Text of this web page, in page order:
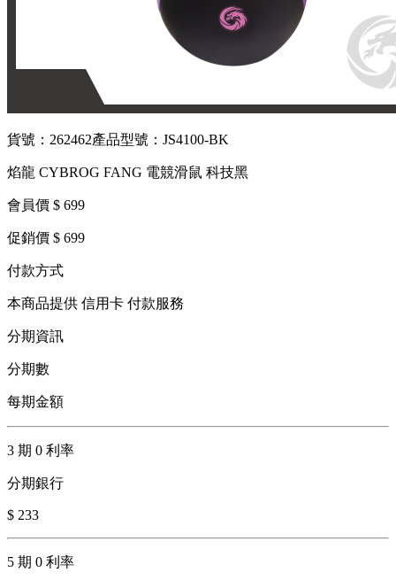
貨號：262462產品型號：JS4100-BK
焰龍 CYBROG FANG 電競滑鼠 科技黑
會員價 $ 699
促銷價 $ 699
付款方式
本商品提供 信用卡 付款服務
分期資訊
分期數
每期金額
3 期 0 利率
分期銀行
$ 233
5 期 0 利率